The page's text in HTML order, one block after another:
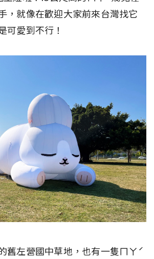
，就像在歡迎大家前來台灣找它
可愛到不行！
舊左營國中草地，也有一隻ㄇㄚˊ